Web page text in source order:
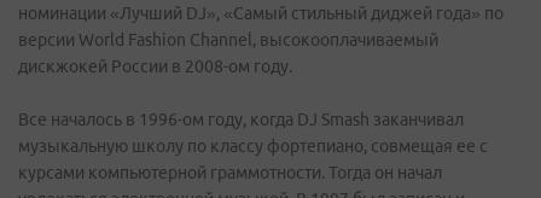
номинации «Лучший DJ», «Самый стильный диджей года» по
версии World Fashion Channel, высокооплачиваемый
дискжокей России в 2008-ом году.
Все началось в 1996-ом году, когда DJ Smash заканчивал
музыкальную школу по классу фортепиано, совмещая ее с
курсами компьютерной граммотности. Тогда он начал